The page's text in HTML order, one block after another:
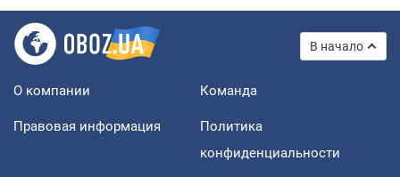
В начало
О компании Команда
Правовая информация
Политика
конфиденциальности